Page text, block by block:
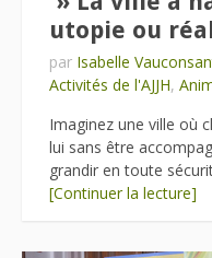
utopie ou
par Isabelle
Activités de l'AJJH,
Imaginez une ville où
lui sans être
grandir en toute
[Continuer la lecture]